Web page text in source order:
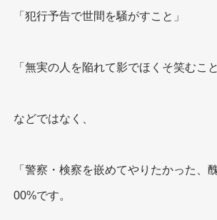
「犯行予告で世間を騒がすこと」
「無実の人を陥れて影でほくそ笑むこと
などではなく、
「警察・検察を嵌めてやりたかった、
00%です。